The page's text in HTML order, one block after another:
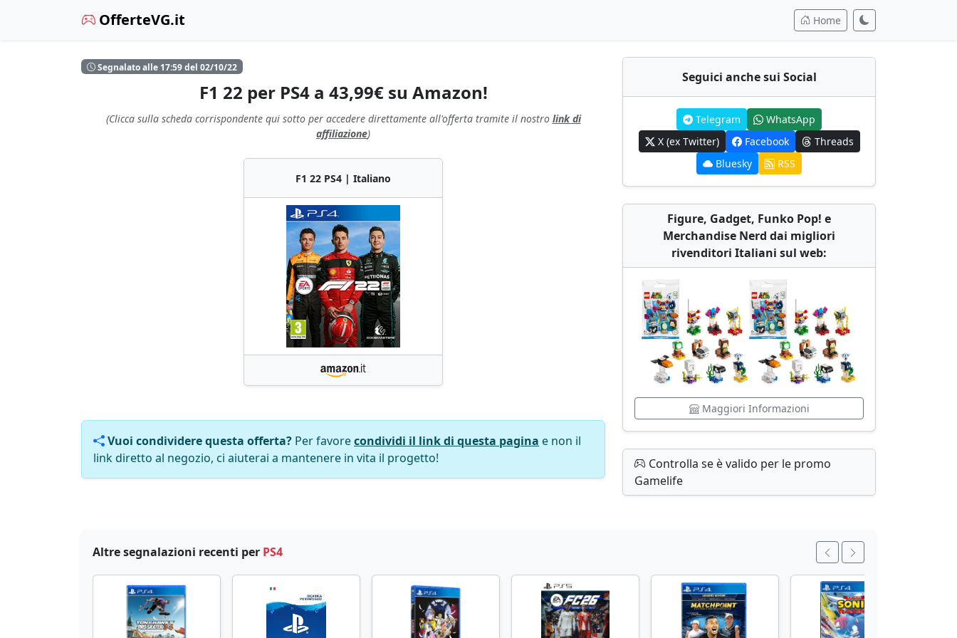
OfferteVG.it Home
Segnalato alle 17:59 del 02/10/22
F1 22 per PS4 a 43,99€ su Amazon!
(Clicca sulla scheda corrispondente qui sotto per accedere direttamente all'offerta tramite il nostro link di
affiliazione)
F1 22 PS4 | Italiano
Vuoi condividere questa offerta? Per favorecondividi il link di questa pagina e non il
link diretto al negozio, ci aiuterai a mantenere in vita il progetto!
Seguici anche sui Social
Telegram
WhatsApp
X (ex Twitter)
Facebook
Threads
Bluesky
RSS
Figure, Gadget, Funko Pop! e
Merchandise Nerd dai migliori
rivenditori Italiani sul web:
Maggiori Informazioni
Controlla se è valido per le promo
Gamelife
Altre segnalazioni recenti per PS4